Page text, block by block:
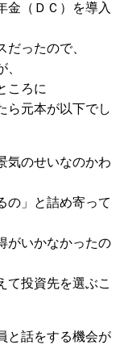
金（ＤＣ）を導入
ったので、
ころに
ら元本が以下でし
気のせいなのかわ
の」と詰め寄って
がいかなかったの
て投資先を選ぶこ
と話をする機会が